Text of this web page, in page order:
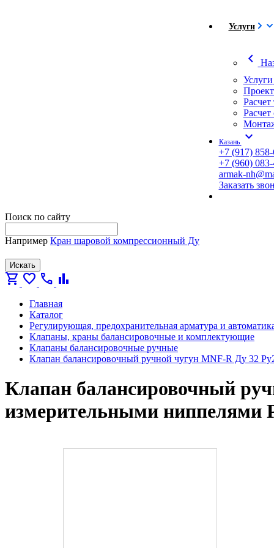
Услуги
chevron_left
Услуги
Казань expand_more
+7 (917)
+7 (960)
armak-
Заказать
Поиск по сайту
Например Кран шаровой компрессионный Ду
Искать
shopping_cart favorite call bar_chart
Главная
Каталог
Регулирующая, предохранительная арматура и
Клапаны, краны балансировочные и комплектующие
Клапаны балансировочные ручные
Клапан балансировочный ручной чугун MNF-R Ду 32
Клапан балансировочный
измерительными ниппелями